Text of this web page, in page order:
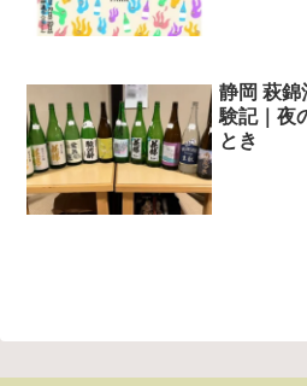
静岡 萩錦
験記｜夜
とき